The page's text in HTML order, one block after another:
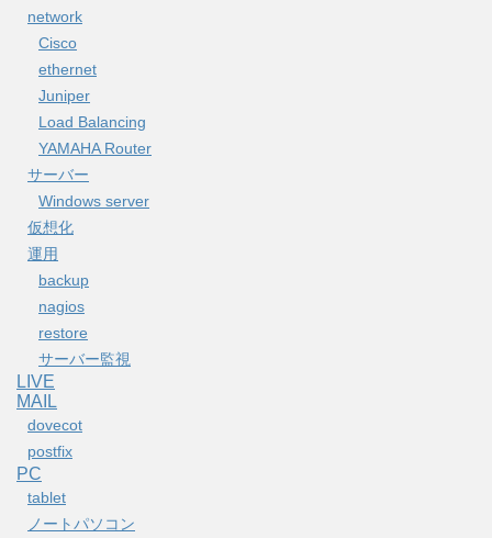
network
Cisco
ethernet
Juniper
Load Balancing
YAMAHA Router
サーバー
Windows server
仮想化
運用
backup
nagios
restore
サーバー監視
LIVE
MAIL
dovecot
postfix
PC
tablet
ノートパソコン